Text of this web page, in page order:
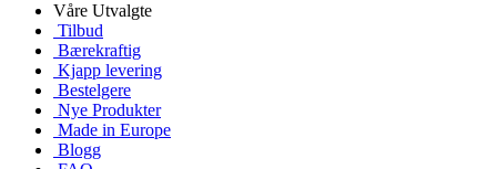
Våre Utvalgte
Tilbud
Bærekraftig
Kjapp levering
Bestelgere
Nye Produkter
Made in Europe
Blogg